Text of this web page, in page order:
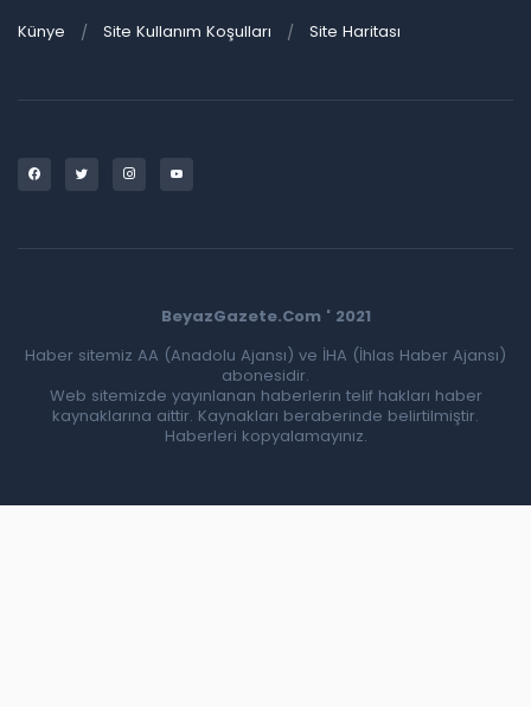
Künye Site Kullanım Koşulları Site Haritası
BeyazGazete.Com ' 2021
Haber sitemiz AA (Anadolu Ajansı) ve İHA (İhlas Haber Ajansı)
abonesidir.
Web sitemizde yayınlanan haberlerin telif hakları haber
kaynaklarına aittir. Kaynakları beraberinde belirtilmiştir.
Haberleri kopyalamayınız.